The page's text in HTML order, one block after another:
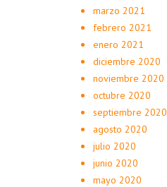
marzo 2021
febrero 2021
enero 2021
diciembre 2020
noviembre 2020
octubre 2020
septiembre 2020
agosto 2020
julio 2020
junio 2020
mayo 2020